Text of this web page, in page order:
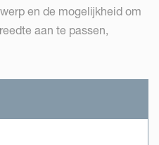
en de mogelijkheid om
aan te passen,
van verzamelen en
om goed gevormde en